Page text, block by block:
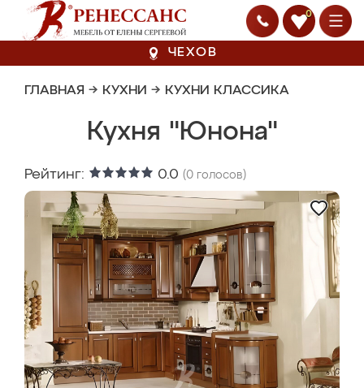
0
ЧЕХОВ
ГЛАВНАЯ → КУХНИ → КУХНИ КЛАССИКА
Кухня "Юнона"
Рейтинг: 0.0 (0 голосов)